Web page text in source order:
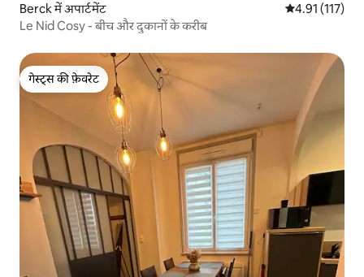
Berck में अपार्टमेंट औसत रेटिंग 5 में से
4.91 (117)
Le Nid Cosy - बीच और दुकानों के करीब
गेस्ट्स की फ़ेवरेट
गेस्ट्स की फ़ेवरेट